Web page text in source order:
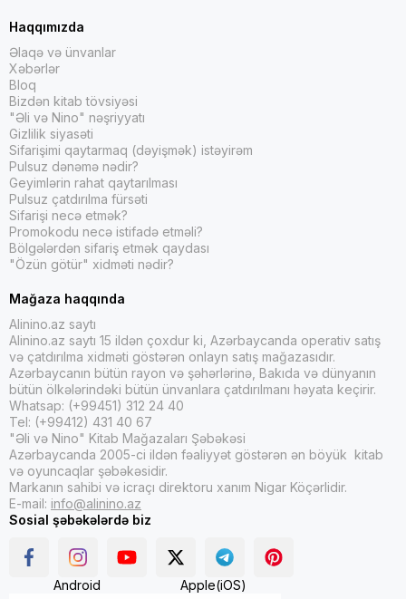
Haqqımızda
Əlaqə və ünvanlar
Xəbərlər
Bloq
Bizdən kitab tövsiyəsi
"Əli və Nino" nəşriyyatı
Gizlilik siyasəti
Sifarişimi qaytarmaq (dəyişmək) istəyirəm
Pulsuz dənəmə nədir?
Geyimlərin rahat qaytarılması
Pulsuz çatdırılma fürsəti
Sifarişi necə etmək?
Promokodu necə istifadə etməli?
Bölgələrdən sifariş etmək qaydası
"Özün götür" xidməti nədir?
Mağaza haqqında
Alinino.az saytı
Alinino.az saytı 15 ildən çoxdur ki, Azərbaycanda operativ satış
və çatdırılma xidməti göstərən onlayn satış mağazasıdır.
Azərbaycanın bütün rayon və şəhərlərinə, Bakıda və dünyanın
bütün ölkələrindəki bütün ünvanlara çatdırılmanı həyata keçirir.
Whatsap: (+99451) 312 24 40
Tel: (+99412) 431 40 67
"Əli və Nino" Kitab Mağazaları Şəbəkəsi
Azərbaycanda 2005-ci ildən fəaliyyət göstərən ən böyük kitab
və oyuncaqlar şəbəkəsidir.
Markanın sahibi və icraçı direktoru xanım Nigar Köçərlidir.
E-mail: info@alinino.az
Sosial şəbəkələrdə biz
Android Apple(iOS)